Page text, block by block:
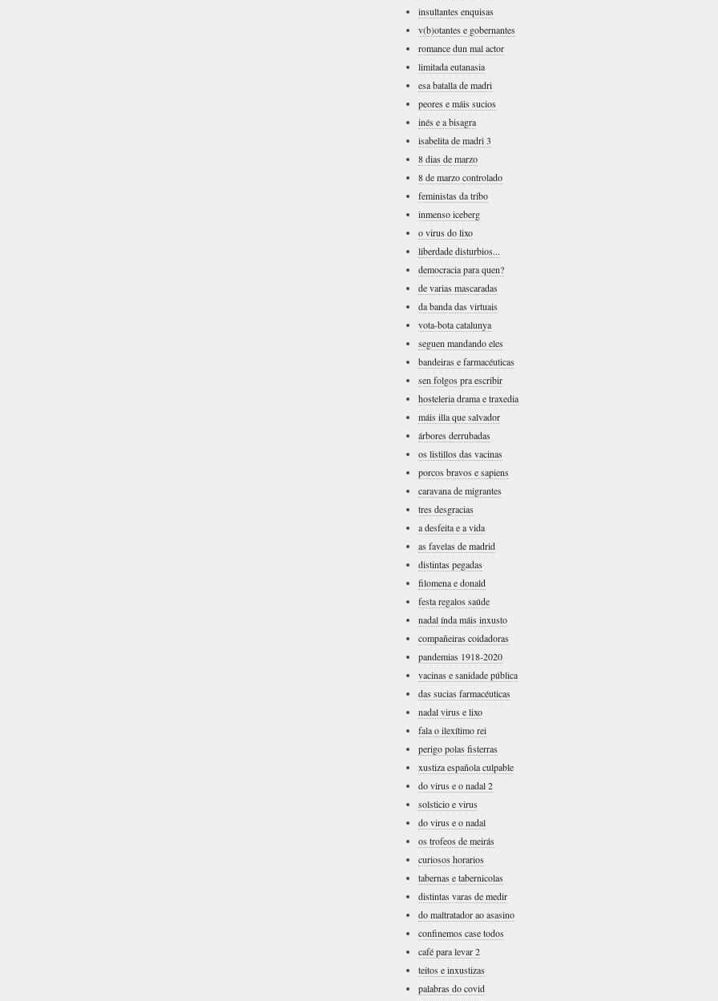
insultantes enquisas
v(b)otantes e gobernantes
romance dun mal actor
limitada eutanasia
esa batalla de madri
peores e máis sucios
inés e a bisagra
isabelita de madri 3
8 dias de marzo
8 de marzo controlado
feministas da tribo
inmenso iceberg
o virus do lixo
liberdade disturbios...
democracia para quen?
de varias mascaradas
da banda das virtuais
vota-bota catalunya
seguen mandando eles
bandeiras e farmacéuticas
sen folgos pra escribir
hosteleria drama e traxedia
máis illa que salvador
árbores derrubadas
os listillos das vacinas
porcos bravos e sapiens
caravana de migrantes
tres desgracias
a desfeita e a vida
as favelas de madrid
distintas pegadas
filomena e donald
festa regalos saúde
nadal índa máis inxusto
compañeiras coidadoras
pandemias 1918-2020
vacinas e sanidade pública
das sucias farmacéuticas
nadal virus e lixo
fala o ilexítimo rei
perigo polas fisterras
xustiza española culpable
do virus e o nadal 2
solsticio e virus
do virus e o nadal
os trofeos de meirás
curiosos horarios
tabernas e tabernicolas
distintas varas de medir
do maltratador ao asasino
confinemos case todos
café para levar 2
teitos e inxustizas
palabras do covid